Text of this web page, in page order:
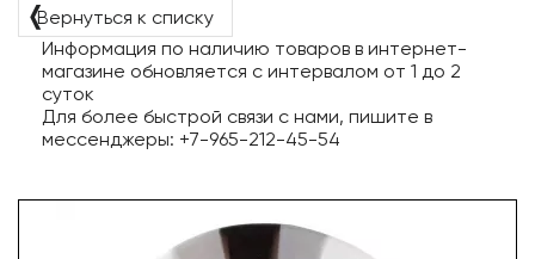
❬Вернуться к списку
Информация по наличию товаров в интернет-
магазине обновляется с интервалом от 1 до 2
суток
Для более быстрой связи с нами, пишите в
мессенджеры: +7-965-212-45-54